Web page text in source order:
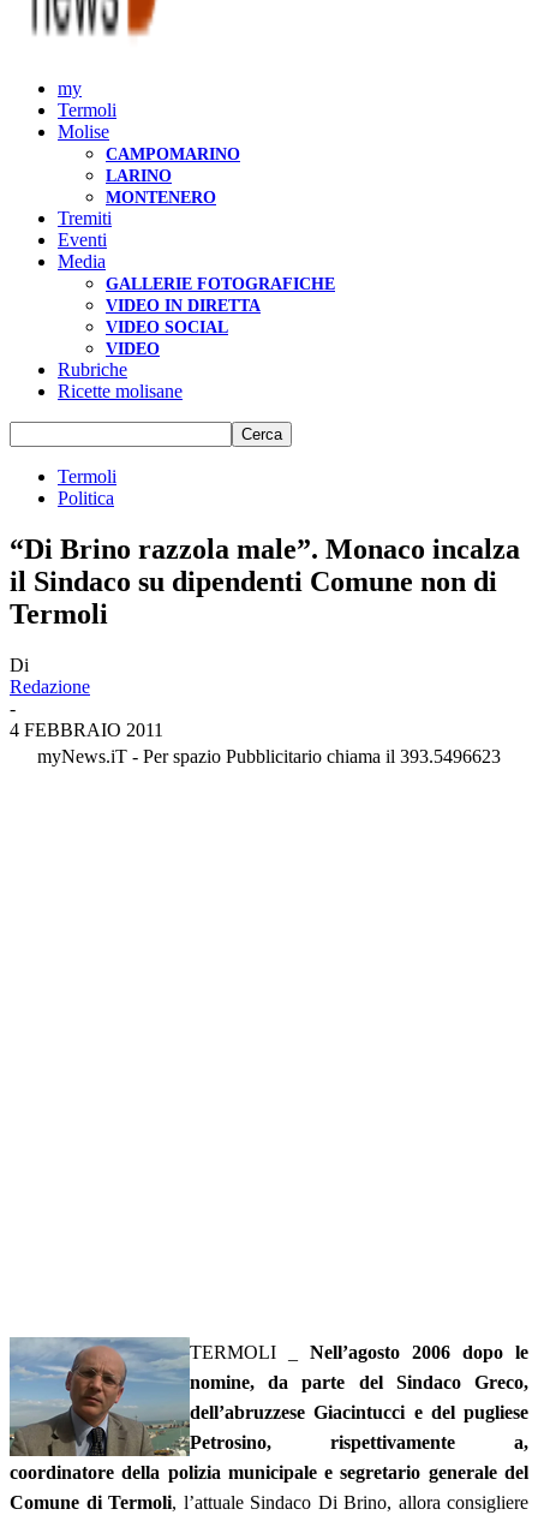
my
Termoli
Molise
CAMPOMARINO
LARINO
MONTENERO
Tremiti
Eventi
Media
GALLERIE FOTOGRAFICHE
VIDEO IN DIRETTA
VIDEO SOCIAL
VIDEO
Rubriche
Ricette molisane
Termoli
Politica
“Di Brino razzola male”. Monaco incalza
il Sindaco su dipendenti Comune non di
Termoli
Di
Redazione
-
4 FEBBRAIO 2011
myNews.iT - Per spazio Pubblicitario chiama il 393.5496623
TERMOLI _ Nell’agosto 2006 dopo le
nomine, da parte del Sindaco Greco,
dell’abruzzese Giacintucci e del pugliese
Petrosino, rispettivamente a,
coordinatore della polizia municipale e segretario generale del
Comune di Termoli, l’attuale Sindaco Di Brino, allora consigliere